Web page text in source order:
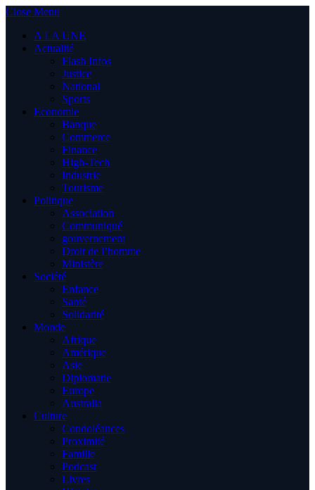
Close Menu
A LA UNE
Actualité
Flash Infos
Justice
National
Sports
Economie
Banque
Commerce
Finance
High-Tech
Industrie
Tourisme
Politique
Association
Communiqué
gouvernement
Droit de l’homme
Ministère
Société
Enfance
Santé
Solidarité
Monde
Afrique
Amérique
Asie
Diplomatie
Europe
Australia
Culture
Condoléances
Proximité
Famille
Podcast
Livres